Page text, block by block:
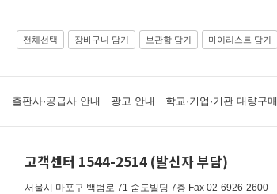
전체선택 장바구니 담기 보관함 담기 마이리스트 담기
출판사·공급사 안내 광고 안내 학교·기업·기관 대량구매
고객센터 1544-2514 (발신자 부담)
서울시 마포구 백범로 71 숨도빌딩 7층 Fax 02-6926-2600